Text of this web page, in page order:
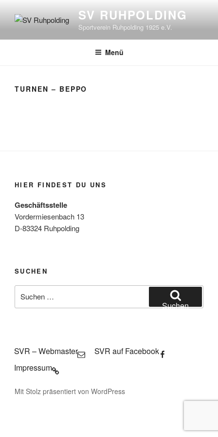
Inhalt
SV RUHPOLDING
Sportverein Ruhpolding 1925 e.V.
Menü
TURNEN – BEPPO
HIER FINDEST DU UNS
Geschäftsstelle
Vordermiesenbach 13
D-83324 Ruhpolding
SUCHEN
nach:
Suchen
SVR – Webmaster
SVR auf Facebook
Impressum
Mit Stolz präsentiert von WordPress